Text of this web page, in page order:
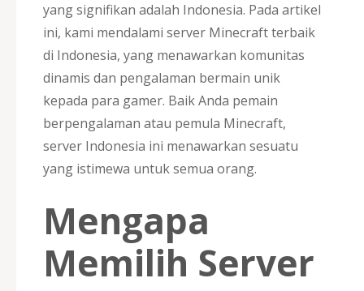
yang signifikan adalah Indonesia. Pada artikel
ini, kami mendalami server Minecraft terbaik
di Indonesia, yang menawarkan komunitas
dinamis dan pengalaman bermain unik
kepada para gamer. Baik Anda pemain
berpengalaman atau pemula Minecraft,
server Indonesia ini menawarkan sesuatu
yang istimewa untuk semua orang.
Mengapa
Memilih Server